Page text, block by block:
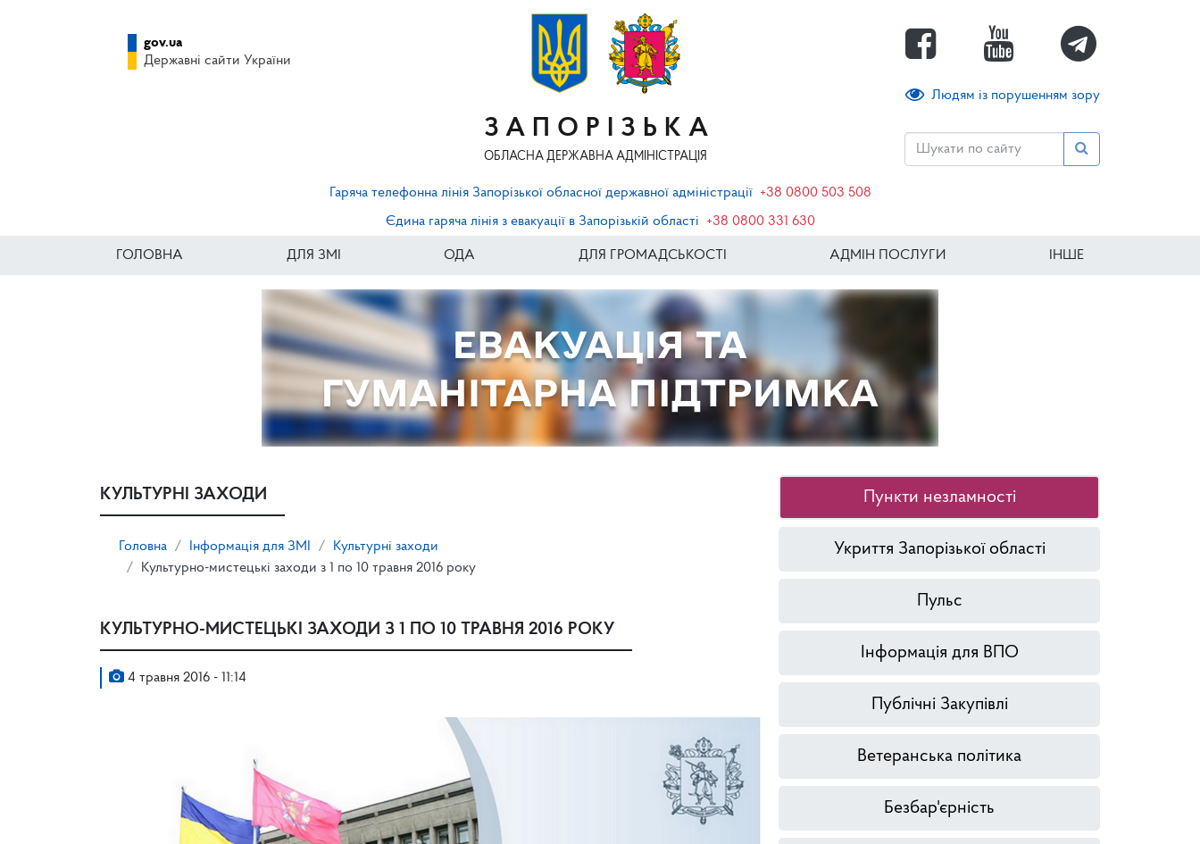
ЗАПОРІЗЬКА
ОБЛАСНА ДЕРЖАВНА АДМІНІСТРАЦІЯ
Людям із порушенням зору
gov.ua
Державні сайти України
Гаряча телефонна лінія Запорізької обласної державної адміністрації +38 0800 503 508
Єдина гаряча лінія з евакуації в Запорізькій області
+38 0800 331 630
ГОЛОВНА ДЛЯ ЗМІ ОДА ДЛЯ ГРОМАДСЬКОСТІ АДМІН ПОСЛУГИ ІНШЕ
КУЛЬТУРНІ ЗАХОДИ
Головна Інформація для ЗМІ
Культурні заходи
Культурно-мистецькі заходи з 1 по 10 травня 2016 року
КУЛЬТУРНО-МИСТЕЦЬКІ ЗАХОДИ З 1 ПО 10 ТРАВНЯ 2016 РОКУ
4 травня 2016 - 11:14
Пункти незламності
Укриття Запорізької області
Пульс
Інформація для ВПО
Публічні Закупівлі
Ветеранська політика
Безбар'єрність